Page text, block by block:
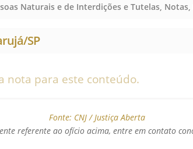
SP
nota para este conteúdo.
Fonte: CNJ / Justiça Aberta
referente ao ofício acima, entre em contato